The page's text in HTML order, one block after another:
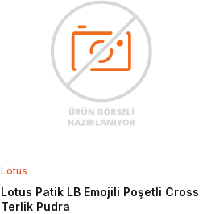
Lotus
Lotus Patik LB Emojili Poşetli Cross
Terlik Pudra